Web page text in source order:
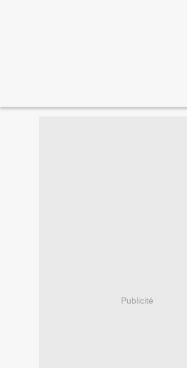
Publicité